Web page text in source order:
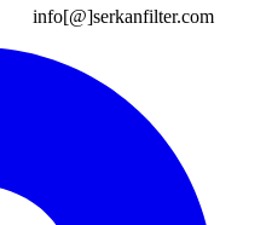
info[@]serkanfilter.com